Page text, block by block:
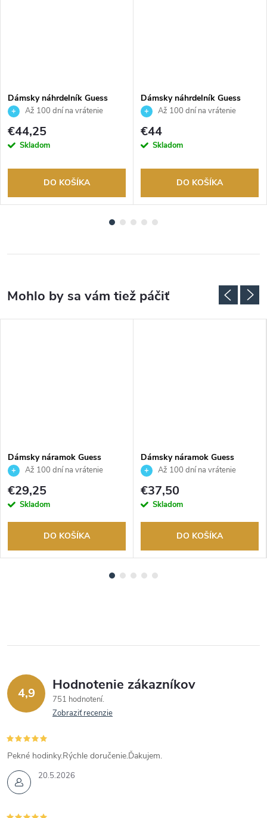
Dámsky náhrdelník Guess
JUBN03119JWYGWHT
Až 100 dní na vrátenie
tovaru. Autorizovaný predajca.
€44,25
Skladom
DO KOŠÍKA
Dámsky náhrdelník Guess
JUBN02306JWRHT
Až 100 dní na vrátenie
tovaru. Autorizovaný predajca.
€44
Skladom
DO KOŠÍKA
Dámsky náramok Guess
JUBB06288JWYGS
Až 100 dní na vrátenie
tovaru. Autorizovaný predajca.
€29,25
Skladom
DO KOŠÍKA
Dámsky náramok Guess
JUBB05111JWYGS
Až 100 dní na vrátenie
tovaru. Autorizovaný predajca.
€37,50
Skladom
DO KOŠÍKA
4,9 Hodnotenie zákazníkov
751 hodnotení
Zobraziť recenzie
20.5.2026
Pekné hodinky.Rýchle doručenie.Ďakujem.